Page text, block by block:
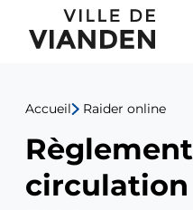
de
Course
Menu
navigation
principal
Accueil Raider online
circulation